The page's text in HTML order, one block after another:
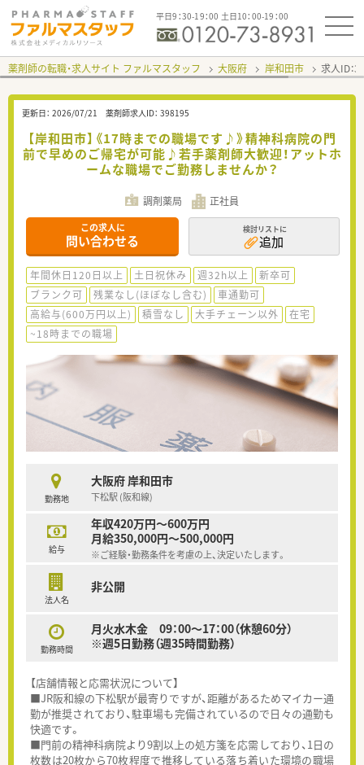
平日9：30-19：00 土日10：00-19：00
薬剤師の転職・求人サイト ファルマスタッフ 大阪府 岸和田市 求人ID：
更新日： 2026/07/21 薬剤師求人ID： 398195
【岸和田市】《17時までの職場です♪》精神科病院の門
前で早めのご帰宅が可能♪若手薬剤師大歓迎！アットホ
ームな職場でご勤務しませんか？
調剤薬局 正社員
この求人に
問い合わせる
検討リストに
追加
年間休日120日以上 土日祝休み 週32h以上
新卒可
ブランク可
残業なし(ほぼなし含む)
車通勤可
高給与(600万円以上)
積雪なし 大手チェーン以外
在宅
~18時までの職場
勤務地
大阪府 岸和田市
下松駅 (阪和線)
給与
年収420万円～600万円
月給350,000円～500,000円
※ご経験・勤務条件を考慮の上、決定いたします。
法人名
非公開
勤務時間
月火水木金 09：00～17：00（休憩60分）
※週5日勤務（週35時間勤務）
【店舗情報と応需状況について】
■JR阪和線の下松駅が最寄りですが、距離があるためマイカー通
勤が推奨されており、駐車場も完備されているので日々の通勤も
快適です。
■門前の精神科病院より9割以上の処方箋を応需しており、1日の
枚数は20枚から70枚程度で推移している落ち着いた環境の職場